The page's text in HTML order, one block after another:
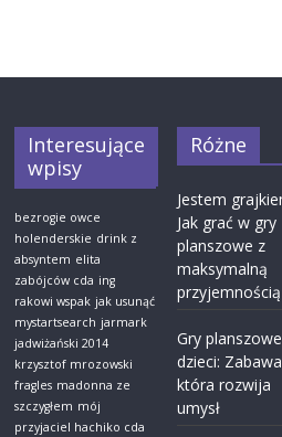
Interesujące
wpisy
bezrogie owce
holenderskie drink z
absyntem elita
zabójców cda ing
rakowi wspak jak usunąć
mystartsearch jarmark
jadwiżański 2014
krzysztof mrozowski
fragles madonna ze
szczygłem mój
przyjaciel hachiko cda
Różne
Jestem
Jak grać w gry
planszowe z
maksymalną
przyjemnością
Gry
dzieci:
która rozwija
umysł